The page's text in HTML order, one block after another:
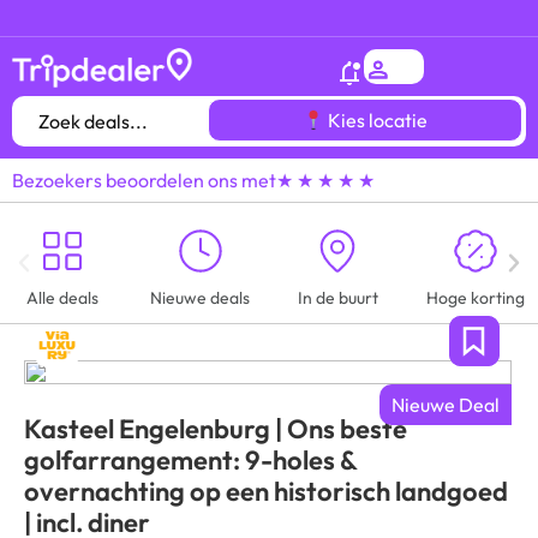
Hetgróótste voordeeluitjes overzichtvan heel
Kies locatie
Bezoekers beoordelen ons met★ ★ ★ ★ ★
Alle deals Nieuwe deals In de buurt Hoge korting
Nieuwe Deal
Kasteel Engelenburg | Ons beste
golfarrangement: 9-holes &
overnachting op een historisch landgoed
| incl. diner